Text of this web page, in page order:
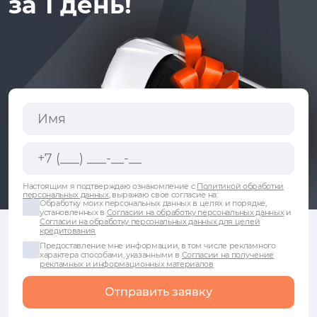
Настоящим я подтверждаю ознакомление с Политикой обработки
персональных данных, выражаю свое согласие на:
Обработку моих персональных данных в целях и порядке,
установленных в Согласии на обработку персональных данныхи
Согласии на обработку персональных данных для целей
кредитования
Предоставление мне информации, в том числе рекламного
характера способами, указанными в Согласии на получение
рекламных и информационных материалов
Отправить заявку